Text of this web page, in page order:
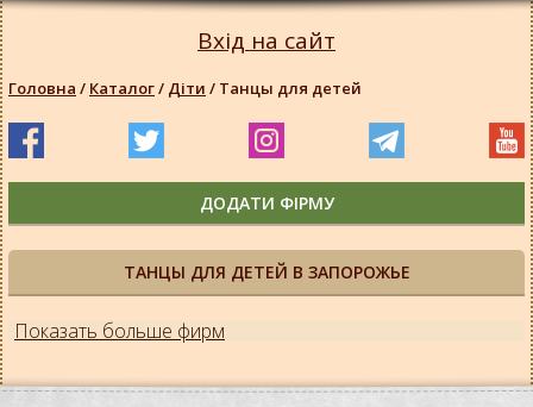
ТАНЦЫ ДЛЯ ДЕТЕЙ В ЗАПОРОЖЬЕ
Показать больше фирм
Вхід на сайт
Головна / Каталог/ Діти / Танцы для детей
ДОДАТИ ФІРМУ